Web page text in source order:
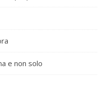
e non solo